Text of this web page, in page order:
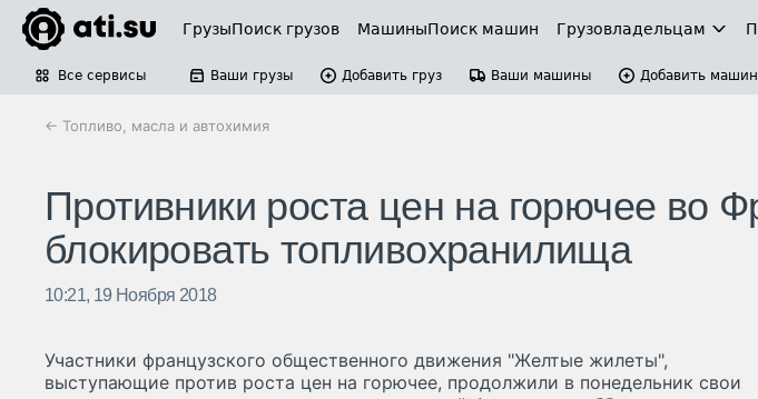
ГрузыПоиск грузов МашиныПоиск машин Грузовладельцам
Все сервисы Ваши грузы Добавить груз Ваши машины Добавить
← Топливо, масла и автохимия
Противники роста цен на горючее во
блокировать топливохранилища
10:21, 19 Ноября 2018
Участники французского общественного движения "Желтые жилеты",
выступающие против роста цен на горючее, продолжили в понедельник свои